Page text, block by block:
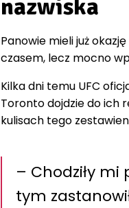
nazwiska
Panowie mieli już
czasem, lecz mocno
Kilka dni temu UFC
Toronto dojdzie do ich
kulisach tego
– Chodziły mi
tym